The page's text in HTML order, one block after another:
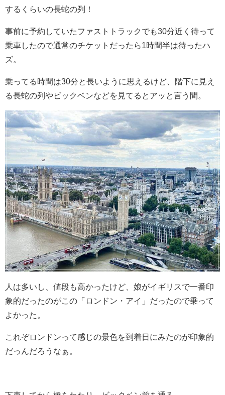
するくらいの長蛇の列！
事前に予約していたファストトラックでも30分近く待って
乗車したので通常のチケットだったら1時間半は待ったハ
ズ。
乗ってる時間は30分と長いように思えるけど、階下に見え
る長蛇の列やビックベンなどを見てるとアッと言う間。
人は多いし、値段も高かったけど、娘がイギリスで一番印
象的だったのがこの「ロンドン・アイ」だったので乗って
よかった。
これぞロンドンって感じの景色を到着日にみたのが印象的
だっんだろうなぁ。